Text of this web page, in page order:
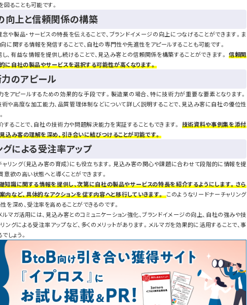
図ることも可能です。
向上と信頼関係の構築
や製品・サービスの特長を伝えることで、ブランドイメージの向上につなげることができます。ま
に関する情報を発信することで、自社の専門性や先進性をアピールすることも可能です。
、有益な情報を提供し続けることで、見込み客との信頼関係を構築することができます。信頼関
に自社の製品やサービスを選択する可能性が高くなります。
のアピール
をアピールするための効果的な手段です。製造業の場合、特に技術力が重要な要素となります。
や高度な加工能力、品質管理体制などについて詳しく説明することで、見込み客に自社の優位性
ることで、自社の技術力や問題解決能力を実証することもできます。 技術資料や事例集を添付
込み客の理解を深め、引き合いに結びつけることが可能です。
グによる受注率アップ
ャリング（見込み客の育成）にも役立ちます。見込み客の関心や課題に合わせて段階的に情報を提
意欲の高い状態へと導くことができます。
知識に関する情報を提供し、次第に自社の製品やサービスの特長を紹介するようにします。さら
内など、具体的なアクションを促す内容へと移行していきます。このようなリードナーチャリング
を深め、受注率を高めることができるのです。
マガ活用には、見込み客とのコミュニケーション強化、ブランドイメージの向上、自社の強みや技
ングによる受注率アップなど、多くのメリットがあります。メルマガを効果的に活用することで、事
しょう。